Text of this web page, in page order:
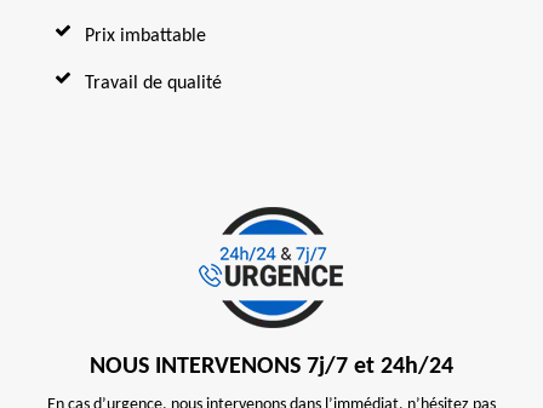
Prix imbattable
Travail de qualité
NOUS INTERVENONS 7j/7 et 24h/24